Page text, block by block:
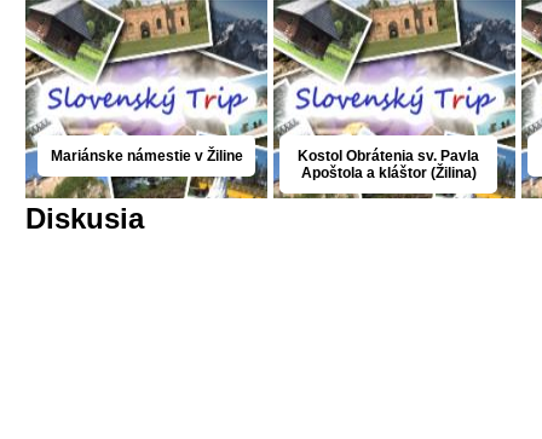
Mariánske námestie v Žiline
Kostol Obrátenia sv. Pavla
Apoštola a kláštor (Žilina)
Diskusia